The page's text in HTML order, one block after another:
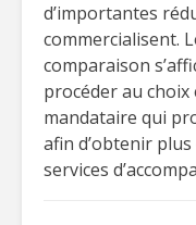
d’importantes
commercialisent.
comparaison
procéder au
mandataire qui
afin d’obtenir
services